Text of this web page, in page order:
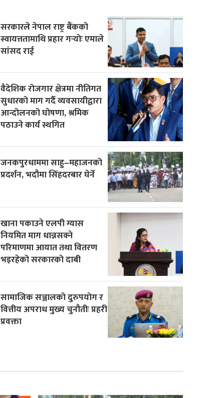
सरकारले नेपाल राष्ट्र बैंकको
स्वायत्ततामाथि प्रहार गर्‍योः एमाले
सांसद राई
वैदेशिक रोजगार क्षेत्रमा नीतिगत
सुधारको माग गर्दै व्यवसायीद्वारा
आन्दोलनको घोषणा, श्रमिक
पठाउने कार्य स्थगित
जनकपुरधाममा साहु–महाजनको
प्रदर्शन, भदौमा सिंहदरबार घेर्ने
खाना पकाउने एलपी ग्यास
नियमित माग धान्नसक्ने
परिमाणमा आयात तथा वितरण
भइरहेको सरकारको दाबी
सामाजिक सञ्जालको दुरुपयोग र
वित्तीय अपराध मुख्य चुनौतीः प्रहरी
प्रवक्ता